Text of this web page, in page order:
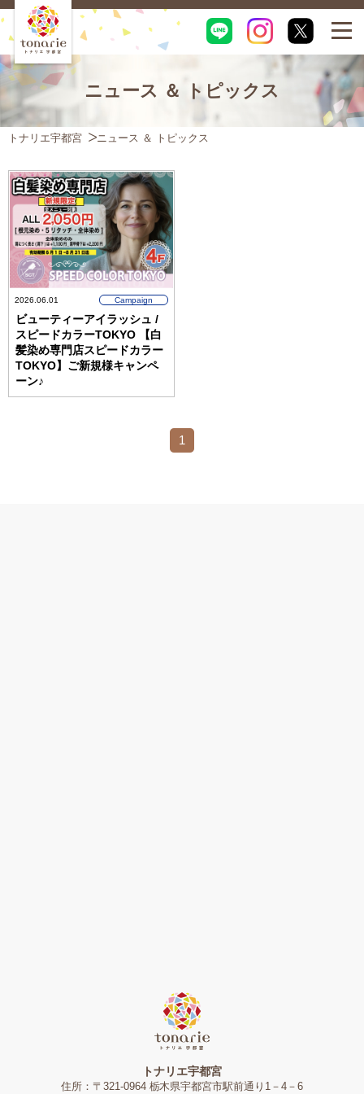
ニュース ＆ トピックス
トナリエ宇都宮 ニュース ＆ トピックス
2026.06.01 Campaign
ビューティーアイラッシュ /
スピードカラーTOKYO 【白
髪染め専門店スピードカラー
TOKYO】ご新規様キャンペ
ーン♪
1
トナリエ宇都宮
住所：〒321-0964 栃木県宇都宮市駅前通り1－4－6